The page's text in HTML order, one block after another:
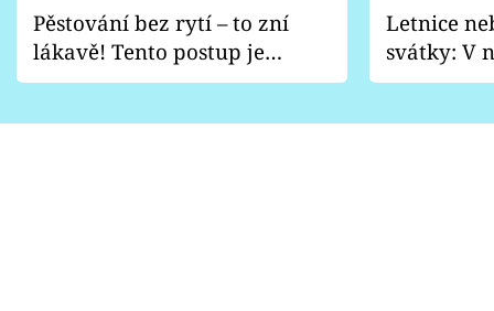
Pěstování bez rytí – to zní
lákavě! Tento postup je
vhodný jen pro některé
Letnice
svátky: V
pondělí